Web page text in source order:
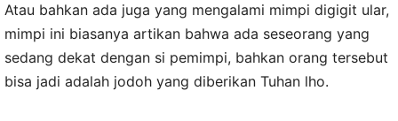
Atau bahkan ada juga yang mengalami mimpi digigit ular,
mimpi ini biasanya artikan bahwa ada seseorang yang
sedang dekat dengan si pemimpi, bahkan orang tersebut
bisa jadi adalah jodoh yang diberikan Tuhan lho.